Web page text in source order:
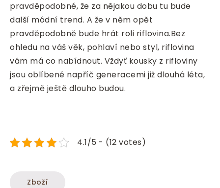
pravděpodobné, že za nějakou dobu tu bude
další módní trend. A že v něm opět
pravděpodobně bude hrát roli riflovina.Bez
ohledu na váš věk, pohlaví nebo styl, riflovina
vám má co nabídnout. Vždyť kousky z rifloviny
jsou oblíbené napříč generacemi již dlouhá léta,
a zřejmě ještě dlouho budou.
4.1/5 - (12 votes)
Zboží